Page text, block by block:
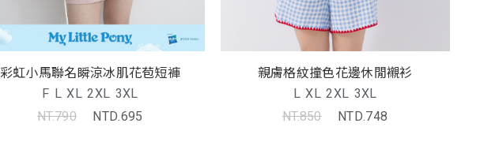
彩虹小馬聯名瞬涼冰肌花苞短褲
F L XL 2XL 3XL
NT.790
NTD.695
親膚格紋撞色花邊休閒襯衫
L XL 2XL 3XL
NT.850
NTD.748